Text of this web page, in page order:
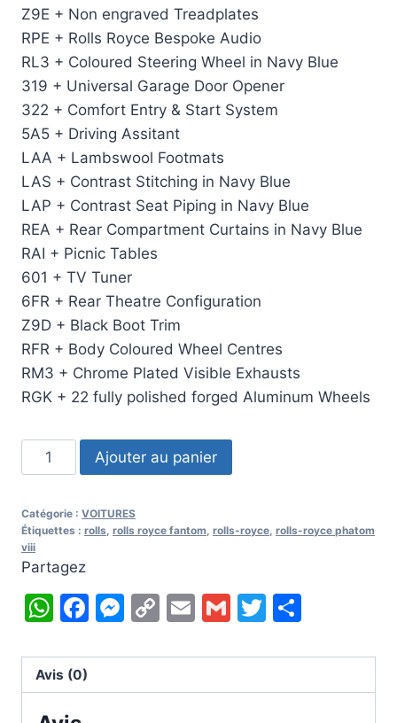
Z9E + Non engraved Treadplates
RPE + Rolls Royce Bespoke Audio
RL3 + Coloured Steering Wheel in Navy Blue
319 + Universal Garage Door Opener
322 + Comfort Entry & Start System
5A5 + Driving Assitant
LAA + Lambswool Footmats
LAS + Contrast Stitching in Navy Blue
LAP + Contrast Seat Piping in Navy Blue
REA + Rear Compartment Curtains in Navy Blue
RAI + Picnic Tables
601 + TV Tuner
6FR + Rear Theatre Configuration
Z9D + Black Boot Trim
RFR + Body Coloured Wheel Centres
RM3 + Chrome Plated Visible Exhausts
RGK + 22 fully polished forged Aluminum Wheels
quantité
de
Rolls-
Royce
Fantôme
VIII
Ajouter au panier
Catégorie : VOITURES
Étiquettes : rolls rolls royce fantom rolls-royce rolls-royce phatom
viii
Partagez
WhatsApp
Facebook
Messenger
CopyEmailGmailTwitter
Avis (0)